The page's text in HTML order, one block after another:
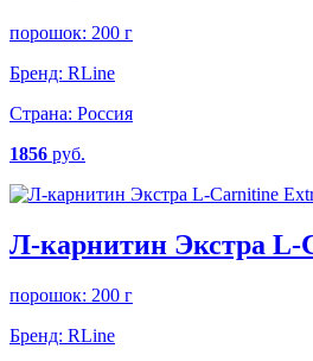
порошок: 200 г
Бренд: RLine
Страна: Россия
1856 руб.
Л-карнитин Экстра
порошок: 200 г
Бренд: RLine